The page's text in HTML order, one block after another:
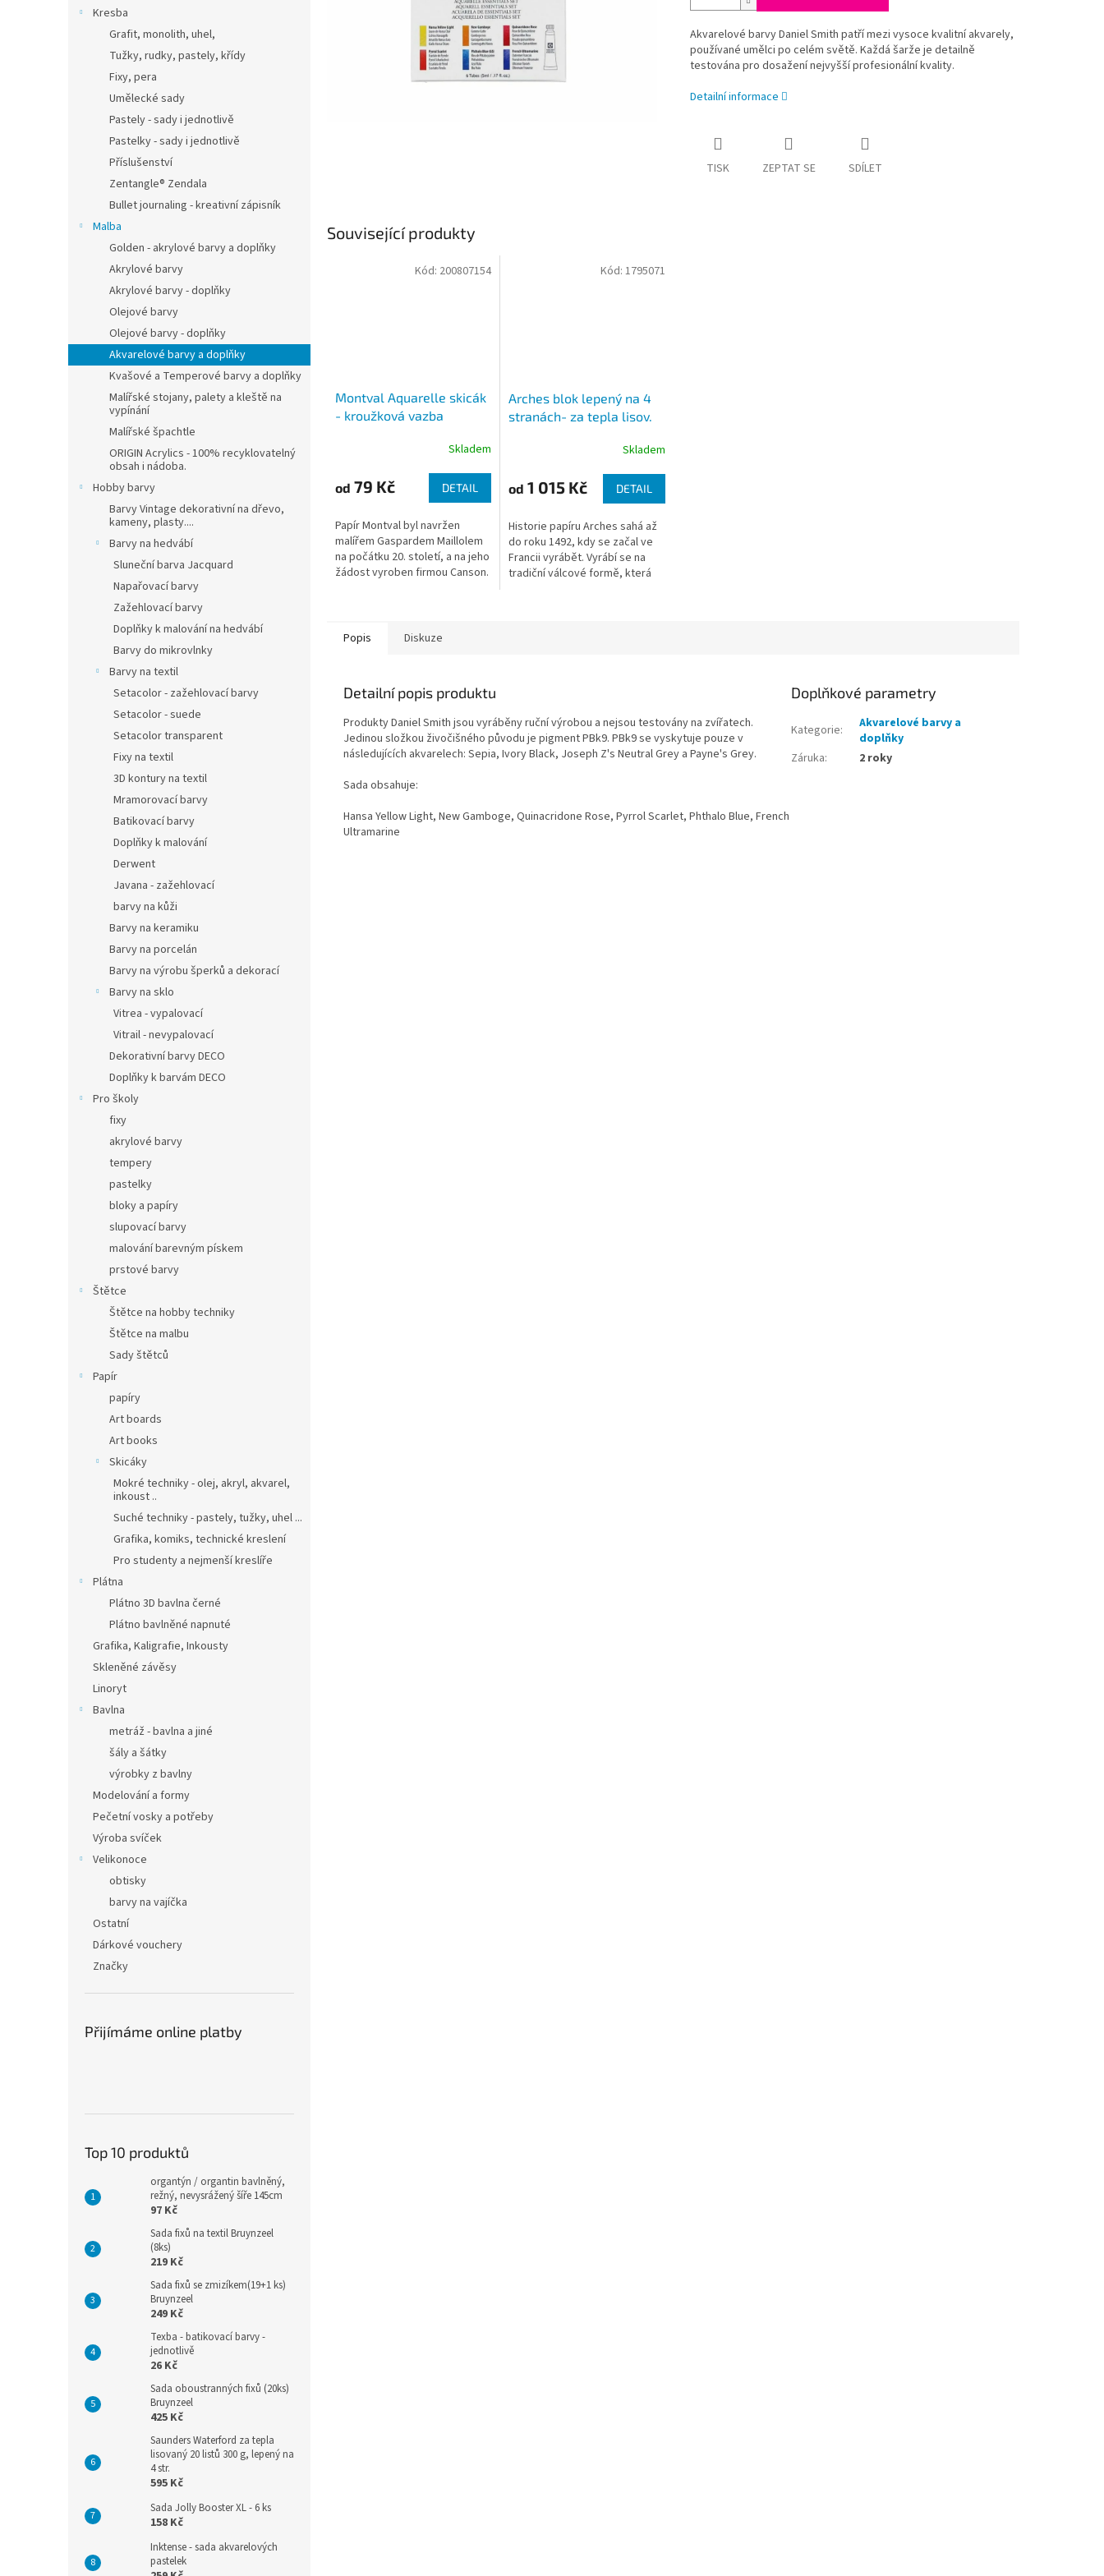
Kresba
Grafit, monolith, uhel,
Tužky, rudky, pastely, křídy
Fixy, pera
Umělecké sady
Pastely - sady i jednotlivě
Pastelky - sady i jednotlivě
Příslušenství
Zentangle® Zendala
Bullet journaling - kreativní zápisník
Malba
Golden - akrylové barvy a doplňky
Akrylové barvy
Akrylové barvy - doplňky
Olejové barvy
Olejové barvy - doplňky
Akvarelové barvy a doplňky
Kvašové a Temperové barvy a doplňky
Malířské stojany, palety a kleště na
vypínání
Malířské špachtle
ORIGIN Acrylics - 100% recyklovatelný
obsah i nádoba.
Hobby barvy
Barvy Vintage dekorativní na dřevo,
kameny, plasty....
Barvy na hedvábí
Sluneční barva Jacquard
Napařovací barvy
Zažehlovací barvy
Doplňky k malování na hedvábí
Barvy do mikrovlnky
Barvy na textil
Setacolor - zažehlovací barvy
Setacolor - suede
Setacolor transparent
Fixy na textil
3D kontury na textil
Mramorovací barvy
Batikovací barvy
Doplňky k malování
Derwent
Javana - zažehlovací
barvy na kůži
Barvy na keramiku
Barvy na porcelán
Barvy na výrobu šperků a dekorací
Barvy na sklo
Vitrea - vypalovací
Vitrail - nevypalovací
Dekorativní barvy DECO
Doplňky k barvám DECO
Pro školy
fixy
akrylové barvy
tempery
pastelky
bloky a papíry
slupovací barvy
malování barevným pískem
prstové barvy
Štětce
Štětce na hobby techniky
Štětce na malbu
Sady štětců
Papír
papíry
Art boards
Art books
Skicáky
Mokré techniky - olej, akryl, akvarel,
inkoust ..
Suché techniky - pastely, tužky, uhel ...
Grafika, komiks, technické kreslení
Pro studenty a nejmenší kreslíře
Plátna
Plátno 3D bavlna černé
Plátno bavlněné napnuté
Grafika, Kaligrafie, Inkousty
Skleněné závěsy
Linoryt
Bavlna
metráž - bavlna a jiné
šály a šátky
výrobky z bavlny
Modelování a formy
Pečetní vosky a potřeby
Výroba svíček
Velikonoce
obtisky
barvy na vajíčka
Ostatní
Dárkové vouchery
Značky
Přijímáme online platby
Top 10 produktů
organtýn / organtin bavlněný,
režný, nevysrážený šíře 145cm
97 Kč
Sada fixů na textil Bruynzeel
(8ks)
219 Kč
Sada fixů se zmizíkem(19+1 ks)
Bruynzeel
249 Kč
Texba - batikovací barvy -
jednotlivě
26 Kč
Sada oboustranných fixů (20ks)
Bruynzeel
425 Kč
Saunders Waterford za tepla
lisovaný 20 listů 300 g, lepený na
4 str.
595 Kč
Sada Jolly Booster XL - 6 ks
158 Kč
Inktense - sada akvarelových
pastelek
Akvarelové barvy Daniel Smith patří mezi vysoce kvalitní akvarely,
používané umělci po celém světě. Každá šarže je detailně
testována pro dosažení nejvyšší profesionální kvality.
Detailní informace
TISK ZEPTAT SE SDÍLET
Související produkty
Montval Aquarelle skicák
- kroužková vazba
Skladem
od 79 Kč DETAIL
Papír Montval byl navržen
malířem Gaspardem Maillolem
na počátku 20. století, a na jeho
žádost vyroben firmou Canson.
Kód: 200807154
Arches blok lepený na 4
stranách- za tepla lisov.
Skladem
od 1 015 Kč DETAIL
Historie papíru Arches sahá až
do roku 1492, kdy se začal ve
Francii vyrábět. Vyrábí se na
tradiční válcové formě, která
Kód: 1795071
Popis Diskuze
Detailní popis produktu
Produkty Daniel Smith jsou vyráběny ruční výrobou a nejsou testovány na zvířatech.
Jedinou složkou živočišného původu je pigment PBk9. PBk9 se vyskytuje pouze v
následujících akvarelech: Sepia, Ivory Black, Joseph Z's Neutral Grey a Payne's Grey.
Sada obsahuje:
Hansa Yellow Light, New Gamboge, Quinacridone Rose, Pyrrol Scarlet, Phthalo Blue, French
Ultramarine
Doplňkové parametry
Kategorie:
Akvarelové barvy a
doplňky
Záruka: 2 roky